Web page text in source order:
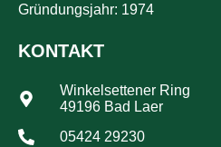
Gründungsjahr: 1974
KONTAKT
Winkelsettener Ring
49196 Bad Laer
05424 29230